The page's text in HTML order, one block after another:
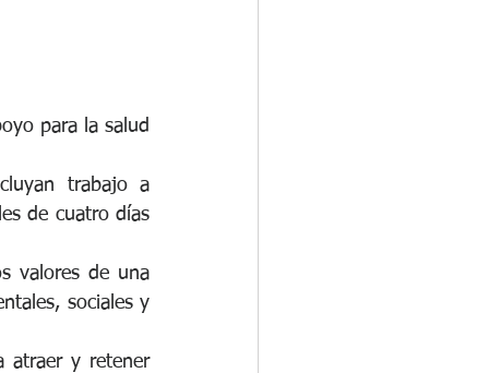
para la salud
trabajo a
de cuatro días
valores de una
sociales y
atraer y retener